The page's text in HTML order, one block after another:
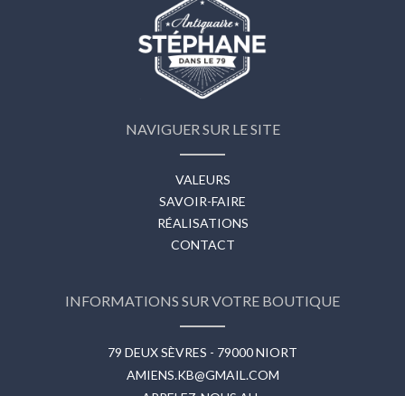
NAVIGUER SUR LE SITE
VALEURS
SAVOIR-FAIRE
RÉALISATIONS
CONTACT
INFORMATIONS SUR VOTRE BOUTIQUE
79 DEUX SÈVRES - 79000 NIORT
AMIENS.KB@GMAIL.COM